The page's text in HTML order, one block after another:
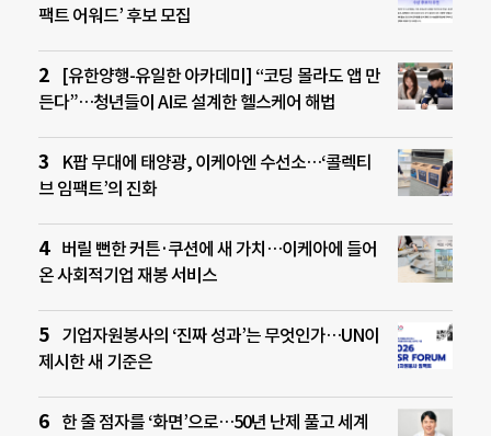
팩트 어워드’ 후보 모집
[유한양행-유일한 아카데미] “코딩 몰라도 앱 만
든다”…청년들이 AI로 설계한 헬스케어 해법
K팝 무대에 태양광, 이케아엔 수선소…‘콜렉티
브 임팩트’의 진화
버릴 뻔한 커튼·쿠션에 새 가치…이케아에 들어
온 사회적기업 재봉 서비스
기업자원봉사의 ‘진짜 성과’는 무엇인가…UN이
제시한 새 기준은
한 줄 점자를 ‘화면’으로…50년 난제 풀고 세계